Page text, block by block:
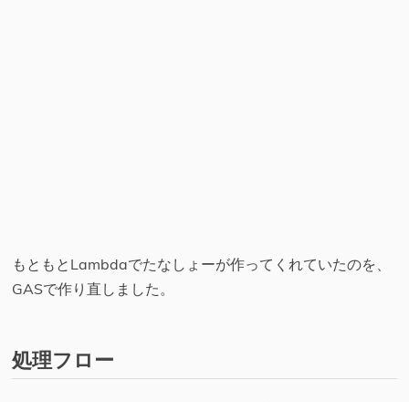
もともとLambdaでたなしょーが作ってくれていたのを、
GASで作り直しました。
処理フロー